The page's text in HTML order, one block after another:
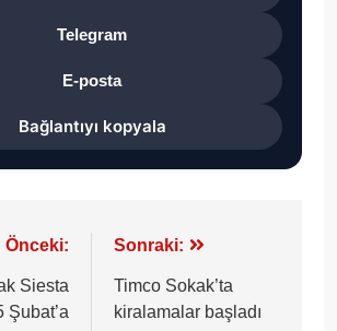
Telegram
E-posta
Bağlantıyı kopyala
Önceki:
Siesta
Şubat’a
Sonraki:
Timco Sokak’ta
kiralamalar başladı